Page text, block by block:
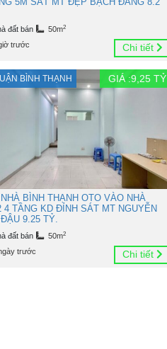
đất bán 50m2
trước Chi tiết
BÌNH THẠNH GIÁ :9,25TỶ
BÌNH THẠNH OTO VÀO NHÀ
4 TẦNG KD ĐỈNH SÁT MT NGUYỄN
9.25 TỶ.
đất bán 50m2
trước Chi tiết